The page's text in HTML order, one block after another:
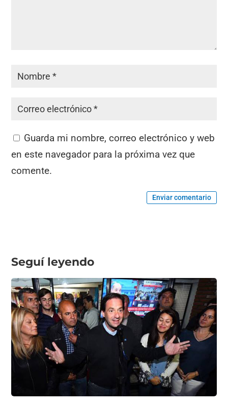
Guarda mi nombre, correo electrónico y web
en este navegador para la próxima vez que
comente.
Enviar comentario
Seguí leyendo